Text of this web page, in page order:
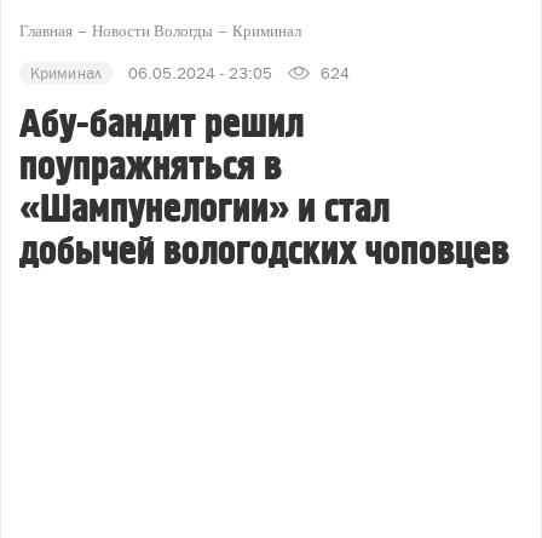
Главная Новости Вологды Криминал
Криминал 06.05.2024 - 23:05 624
Абу-бандит решил
поупражняться в
«Шампунелогии» и стал
добычей вологодских чоповцев